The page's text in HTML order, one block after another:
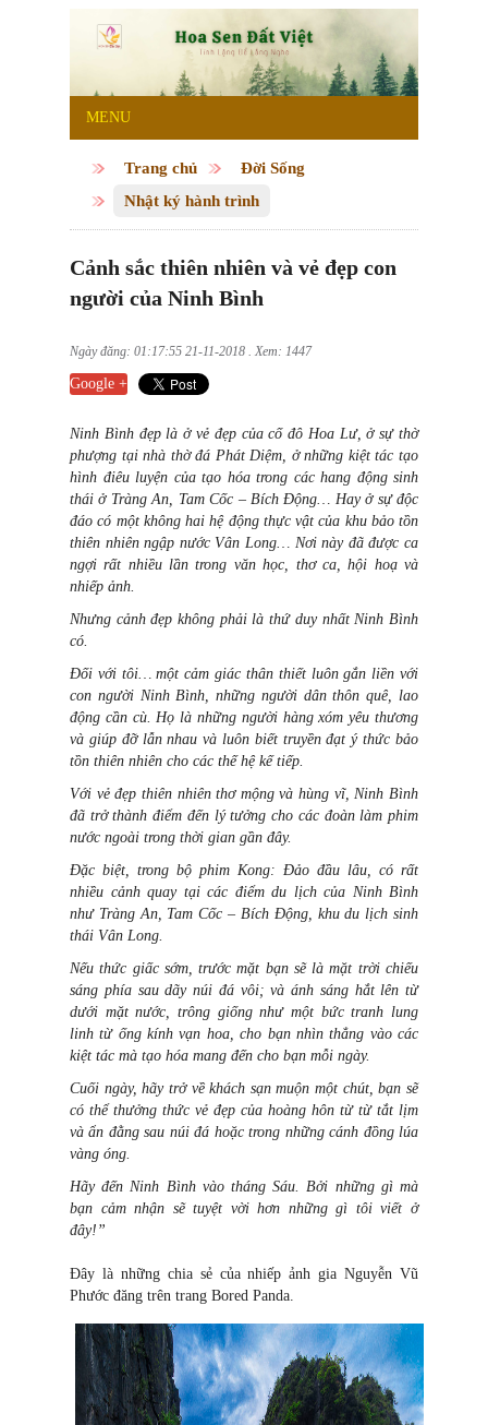
MENU
Trang chủ
Đời Sống
Nhật ký hành trình
Cảnh sắc thiên nhiên và vẻ đẹp con
người của Ninh Bình
Ngày đăng: 01:17:55 21-11-2018 . Xem: 1447
Google +
Ninh Bình đẹp là ở vẻ đẹp của cố đô Hoa Lư, ở sự thờ
phượng tại nhà thờ đá Phát Diệm, ở những kiệt tác tạo
hình điêu luyện của tạo hóa trong các hang động sinh
thái ở Tràng An, Tam Cốc – Bích Động… Hay ở sự độc
đáo có một không hai hệ động thực vật của khu bảo tồn
thiên nhiên ngập nước Vân Long… Nơi này đã được ca
ngợi rất nhiều lần trong văn học, thơ ca, hội hoạ và
nhiếp ảnh.
Nhưng cảnh đẹp không phải là thứ duy nhất Ninh Bình
có.
Đối với tôi… một cảm giác thân thiết luôn gắn liền với
con người Ninh Bình, những người dân thôn quê, lao
động cần cù. Họ là những người hàng xóm yêu thương
và giúp đỡ lẫn nhau và luôn biết truyền đạt ý thức bảo
tồn thiên nhiên cho các thế hệ kế tiếp.
Với vẻ đẹp thiên nhiên thơ mộng và hùng vĩ, Ninh Bình
đã trở thành điểm đến lý tưởng cho các đoàn làm phim
nước ngoài trong thời gian gần đây.
Đặc biệt, trong bộ phim Kong: Đảo đầu lâu, có rất
nhiều cảnh quay tại các điểm du lịch của Ninh Bình
như Tràng An, Tam Cốc – Bích Động, khu du lịch sinh
thái Vân Long.
Nếu thức giấc sớm, trước mặt bạn sẽ là mặt trời chiếu
sáng phía sau dãy núi đá vôi; và ánh sáng hắt lên từ
dưới mặt nước, trông giống như một bức tranh lung
linh từ ống kính vạn hoa, cho bạn nhìn thẳng vào các
kiệt tác mà tạo hóa mang đến cho bạn mỗi ngày.
Cuối ngày, hãy trở về khách sạn muộn một chút, bạn sẽ
có thể thưởng thức vẻ đẹp của hoàng hôn từ từ tắt lịm
và ẩn đằng sau núi đá hoặc trong những cánh đồng lúa
vàng óng.
Hãy đến Ninh Bình vào tháng Sáu. Bởi những gì mà
bạn cảm nhận sẽ tuyệt vời hơn những gì tôi viết ở
đây!”
Đây là những chia sẻ của nhiếp ảnh gia Nguyễn Vũ
Phước đăng trên trang Bored Panda.